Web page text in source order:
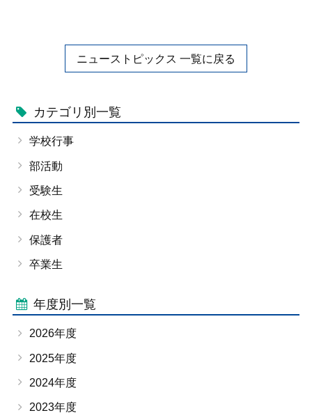
ニューストピックス 一覧に戻る
カテゴリ別一覧
学校行事
部活動
受験生
在校生
保護者
卒業生
年度別一覧
2026年度
2025年度
2024年度
2023年度